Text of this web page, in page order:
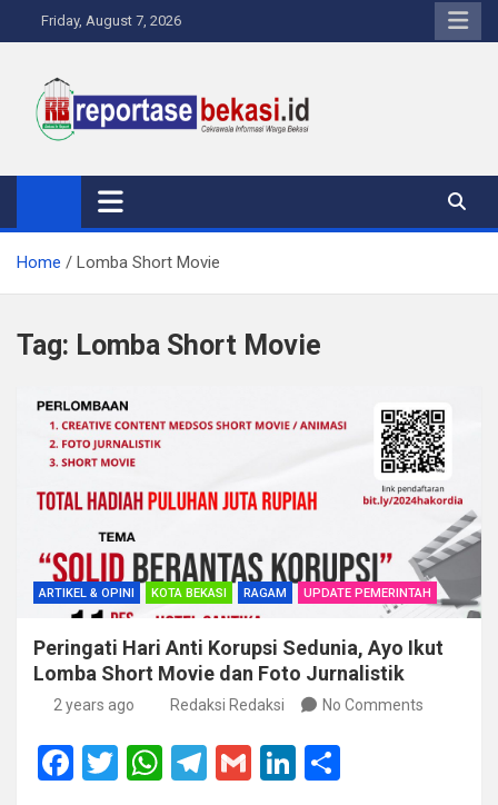
to
Friday, August 7, 2026
Reportase Bekasi
Cakrawala Informasi Warga Bekasi
Home Lomba Short Movie
Tag: Lomba Short Movie
ARTIKEL & OPINI KOTA BEKASI RAGAM UPDATE PEMERINTAH
Peringati Hari Anti Korupsi Sedunia, Ayo Ikut
Lomba Short Movie dan Foto Jurnalistik
2 years ago Redaksi Redaksi No Comments
F
T
W T
G
Li